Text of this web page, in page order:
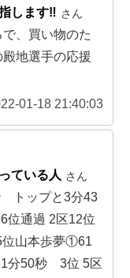
します‼️ さん
、買い物のた
地選手の応援
01-18 21:40:03
ている人 さん
トップと3分43
通過 2区12位
山本歩夢①61
分50秒 3位 5区